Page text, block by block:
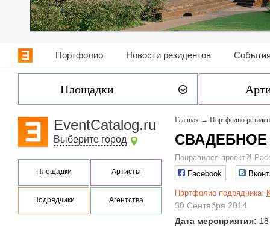
Портфолио Новости резидентов
Площадки
EventCatalog.ru
Выберите город
Площадки Артисты
Подрядчики Агентства
Главная → Портфолио
Понравился проект?!
Facebook
Портфолио подрядчика:
30 Сентября 2014
Дата мероприятия: